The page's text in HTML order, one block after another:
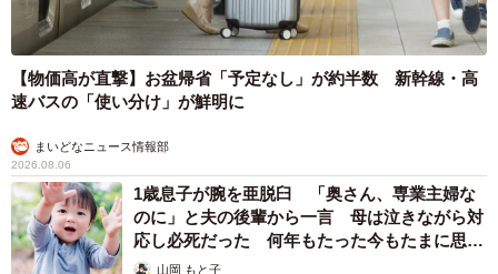
【物価高が直撃】お盆帰省「予定なし」が約半数 新幹線・高
速バスの「使い分け」が鮮明に
まいどなニュース情報部
2026.08.06
1歳息子が腕を亜脱臼 「奥さん、専業主婦な
のに」と夫の後輩から一言 母は泣きながら対
応し必死だった 何年もたった今もたまに思い
出し…山岡 もと子